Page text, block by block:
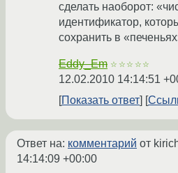
сделать наоборот:
идентификатор,
сохранить в
Eddy_Em ☆☆☆☆☆
12.02.2010 14:14:51
Показать ответ
Ответ на: комментарий от
14:14:09 +00:00